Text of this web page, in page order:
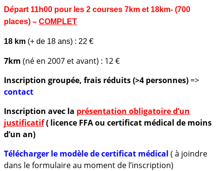
Départ 11h00 pour les 2 courses 7km et 18km- (700
places) – COMPLET
18 km (+ de 18 ans) : 22 €
7km (né en 2007 et avant) : 12 €
Inscription groupée, frais réduits (>4 personnes) =>
contact
Inscription avec la présentation obligatoire d’un
justificatif( licence FFA ou certificat médical de moins
d’un an)
Télécharger le modèle de certificat médical ( à joindre
dans le formulaire au moment de l’inscription)